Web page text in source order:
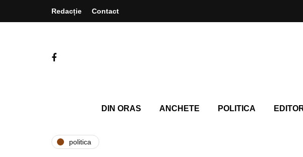
Redacție Contact
DIN ORAS ANCHETE POLITICA
politica